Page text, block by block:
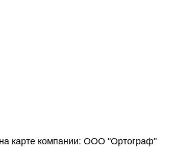
карте компании: ООО "Ортограф"